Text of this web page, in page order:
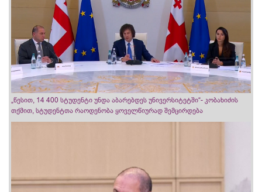
„წესით, 14 400 სტუდენტი უნდა აბარებდეს უნივერსიტეტში“- კობახიძის
თქმით, სტუდენტთა რაოდენობა ყოველწიურად შემცირდება